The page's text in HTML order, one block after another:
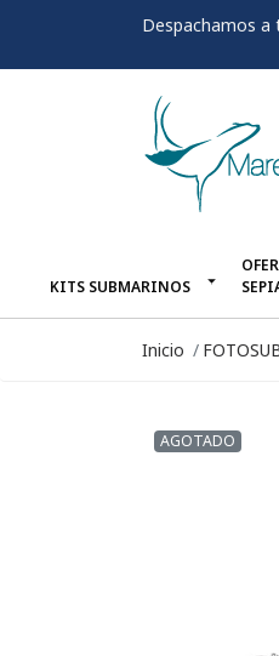
Despachamos
KITS SUBMARINOS
Inicio
AGOTADO